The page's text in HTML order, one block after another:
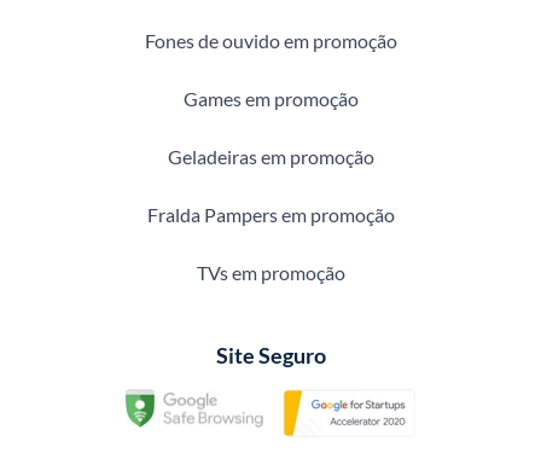
Fones de ouvido em promoção
Games em promoção
Geladeiras em promoção
Fralda Pampers em promoção
TVs em promoção
Site Seguro